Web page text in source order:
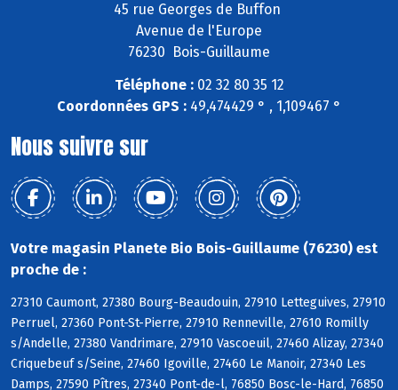
45 rue Georges de Buffon
Avenue de l'Europe
76230 Bois-Guillaume
Téléphone :02 32 80 35 12
Coordonnées GPS : 49,474429 ° , 1,109467 °
Nous suivre sur
Votre magasin Planete Bio Bois-Guillaume (76230) est
proche de :
27310 Caumont, 27380 Bourg-Beaudouin, 27910 Letteguives, 27910
Perruel, 27360 Pont-St-Pierre, 27910 Renneville, 27610 Romilly
s/Andelle, 27380 Vandrimare, 27910 Vascoeuil, 27460 Alizay, 27340
Criquebeuf s/Seine, 27460 Igoville, 27460 Le Manoir, 27340 Les
Damps, 27590 Pîtres, 27340 Pont-de-l, 76850 Bosc-le-Hard, 76850